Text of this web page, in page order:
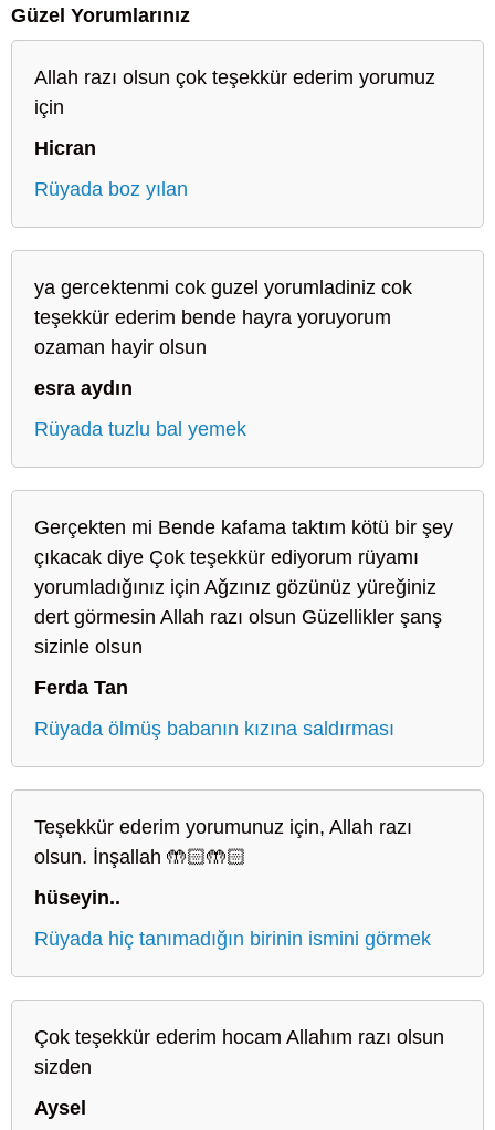
Güzel Yorumlarınız
Allah razı olsun çok teşekkür ederim yorumuz
için
Hicran
Rüyada boz yılan
ya gercektenmi cok guzel yorumladiniz cok
teşekkür ederim bende hayra yoruyorum
ozaman hayir olsun
esra aydın
Rüyada tuzlu bal yemek
Gerçekten mi Bende kafama taktım kötü bir şey
çıkacak diye Çok teşekkür ediyorum rüyamı
yorumladığınız için Ağzınız gözünüz yüreğiniz
dert görmesin Allah razı olsun Güzellikler şanş
sizinle olsun
Ferda Tan
Rüyada ölmüş babanın kızına saldırması
Teşekkür ederim yorumunuz için, Allah razı
olsun. İnşallah 🤲🏻🤲🏻
hüseyin..
Rüyada hiç tanımadığın birinin ismini görmek
Çok teşekkür ederim hocam Allahım razı olsun
sizden
Aysel